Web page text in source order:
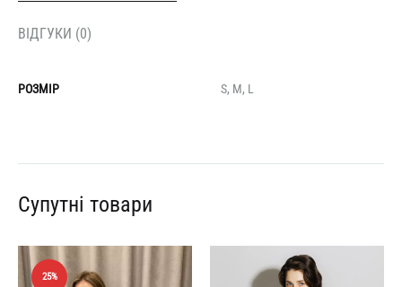
ВІДГУКИ (0)
РОЗМІР S, M, L
Супутні товари
25%